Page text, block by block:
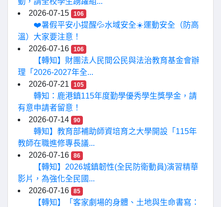
2026-07-15
106
❤️暑假平安小提醒💦水域安全☀️運動安全（防高
溫）大家要注意！
2026-07-16
106
【轉知】財團法人民間公民與法治教育基金會辦
理「2026-2027年全...
2026-07-21
105
轉知：鹿港鎮115年度勤學優秀學生獎學金，請
有意申請者留意！
2026-07-14
90
轉知】教育部補助師資培育之大學開設「115年
教師在職進修專長議...
2026-07-16
86
【轉知】2026城鎮韌性(全民防衛動員)演習精華
影片，為強化全民國...
2026-07-16
85
【轉知】「客家劇場的身體、土地與生命書寫：